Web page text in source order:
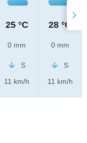
25 °C
0 mm
S
11 km/h
28 °C
0 mm
S
11 km/h